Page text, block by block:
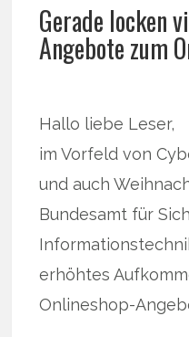
Gerade locken
Angebote zum
Hallo liebe Leser,
im Vorfeld von
und auch
Bundesamt für
erhöhtes
Onlineshop-